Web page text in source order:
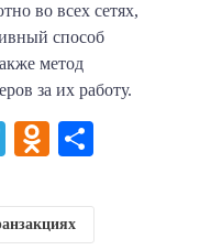
во всех сетях,
способ
метод
за их работу.
Telegram